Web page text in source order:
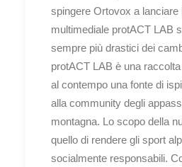
spingere Ortovox a lanciare
multimediale protACT LAB
sempre più drastici dei
protACT LAB è una
al contempo una fonte di
alla community degli
montagna. Lo scopo della
quello di rendere gli sport
socialmente responsabili.